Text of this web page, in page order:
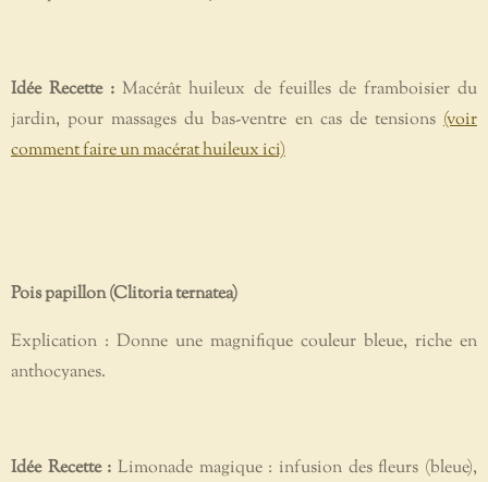
Idée Recette : Macérât huileux de feuilles de framboisier du
jardin, pour massages du bas-ventre en cas de tensions (voir
comment faire un macérat huileux ici)
Pois papillon (Clitoria ternatea)
Explication : Donne une magnifique couleur bleue, riche en
anthocyanes.
Idée Recette : Limonade magique : infusion des fleurs (bleue),